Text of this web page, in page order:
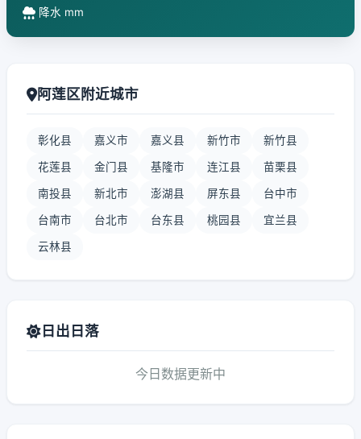
降水 mm
阿莲区附近城市
彰化县 嘉义市 嘉义县 新竹市 新竹县
花莲县 金门县 基隆市 连江县 苗栗县
南投县 新北市 澎湖县 屏东县 台中市
台南市 台北市 台东县 桃园县 宜兰县
云林县
日出日落
今日数据更新中